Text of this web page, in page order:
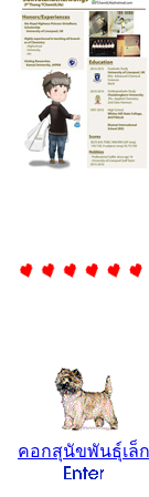
คอกสุนัขพันธุ์เล็ก